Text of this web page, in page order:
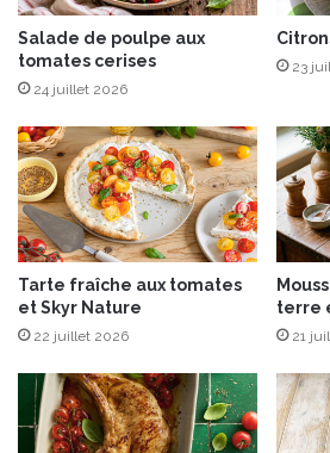
e
s
p
é
u
l
o
o
s
Salade de poulpe aux
tomates cerises
24 juillet 2026
23
Tarte fraîche aux tomates
et Skyr Nature
22 juillet 2026
terre
21